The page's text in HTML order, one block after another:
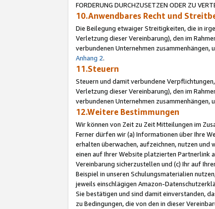
FORDERUNG DURCHZUSETZEN ODER ZU
10.Anwendbares Recht und
Die Beilegung etwaiger Streitigkeiten, die in
Verletzung dieser Vereinbarung), den im
verbundenen Unternehmen
Anhang 2.
11.Steuern
Steuern und damit verbundene
Verletzung dieser Vereinbarung), den im
verbundenen Unternehmen
12.Weitere Bestimmungen
Wir können von Zeit zu Zeit Mitteilungen im
Ferner dürfen wir (a) Informationen über Ihre
erhalten überwachen, aufzeichnen, nutzen
einen auf Ihrer Website platzierten Partnerlink
Vereinbarung sicherzustellen und (c) Ihr auf
Beispiel in unseren Schulungsmaterialien
jeweils einschlägigen Amazon-
Sie bestätigen und sind damit einverstanden,
zu Bedingungen, die von den in dieser